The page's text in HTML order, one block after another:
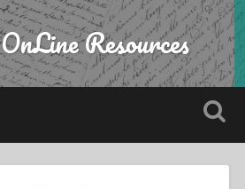
Resources